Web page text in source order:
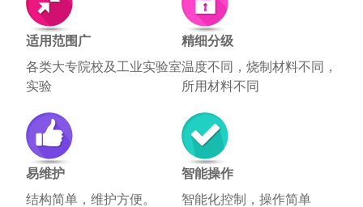
适用范围广
各类大专院校及工业实验室
实验
精细分级
温度不同，烧制材料不同，
所用材料不同
易维护
结构简单，维护方便。
智能操作
智能化控制，操作简单